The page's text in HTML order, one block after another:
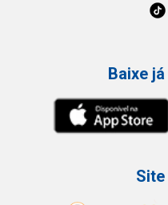
Baixe